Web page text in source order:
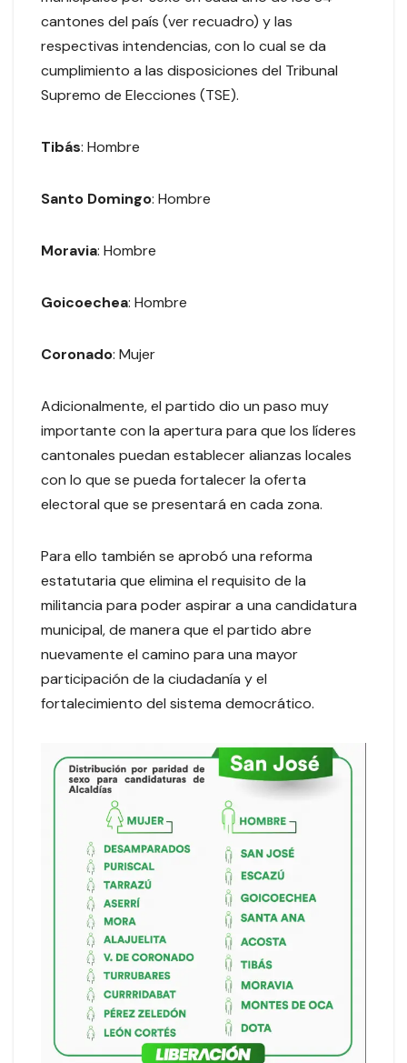
cantones del país (ver recuadro) y las
respectivas intendencias, con lo cual se da
cumplimiento a las disposiciones del Tribunal
Supremo de Elecciones (TSE).
Tibás: Hombre
Santo Domingo: Hombre
Moravia: Hombre
Goicoechea: Hombre
Coronado: Mujer
Adicionalmente, el partido dio un paso muy
importante con la apertura para que los líderes
cantonales puedan establecer alianzas locales
con lo que se pueda fortalecer la oferta
electoral que se presentará en cada zona.
Para ello también se aprobó una reforma
estatutaria que elimina el requisito de la
militancia para poder aspirar a una candidatura
municipal, de manera que el partido abre
nuevamente el camino para una mayor
participación de la ciudadanía y el
fortalecimiento del sistema democrático.